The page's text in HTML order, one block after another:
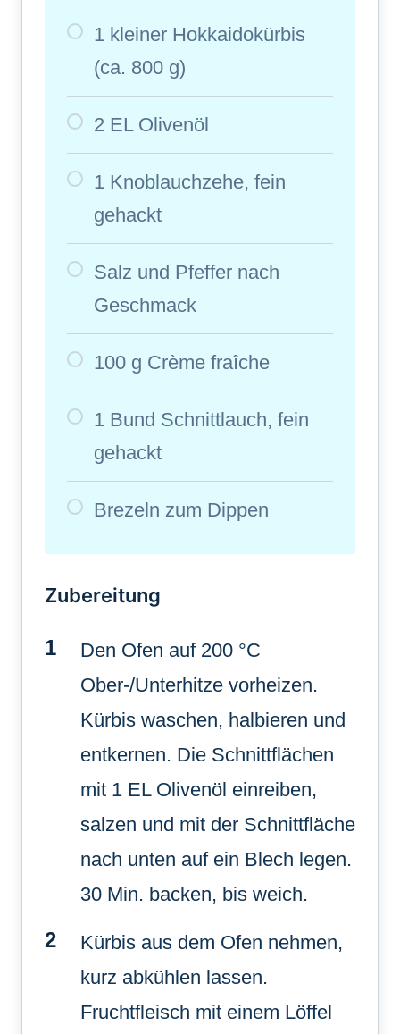
1 kleiner Hokkaidokürbis
(ca. 800 g)
2 EL Olivenöl
1 Knoblauchzehe, fein
gehackt
Salz und Pfeffer nach
Geschmack
100 g Crème fraîche
1 Bund Schnittlauch, fein
gehackt
Brezeln zum Dippen
Zubereitung
Den Ofen auf 200 °C
Ober-/Unterhitze vorheizen.
Kürbis waschen, halbieren und
entkernen. Die Schnittflächen
mit 1 EL Olivenöl einreiben,
salzen und mit der Schnittfläche
nach unten auf ein Blech legen.
30 Min. backen, bis weich.
Kürbis aus dem Ofen nehmen,
kurz abkühlen lassen.
Fruchtfleisch mit einem Löffel